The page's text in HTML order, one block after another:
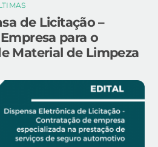
de Licitação –
para o
Material de Limpeza